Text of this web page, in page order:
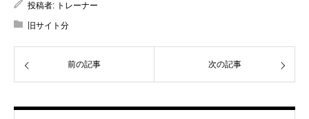
投稿者: トレーナー
旧サイト分
前の記事 次の記事